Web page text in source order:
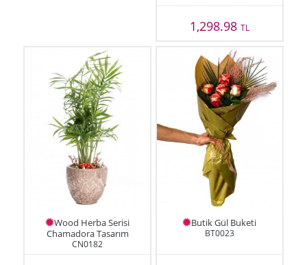
1,298.98 TL
Wood Herba Serisi
Chamadora Tasarım
CN0182
Butik Gül Buketi
BT0023